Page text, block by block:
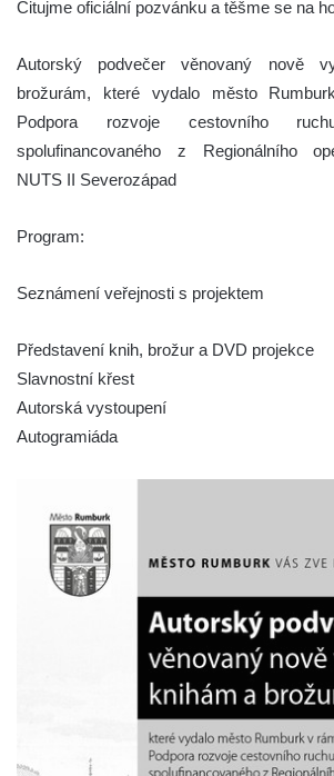
Citujme oficiální pozvánku a těšme se na
Autorský podvečer věnovaný nově
brožurám, které vydalo město
Podpora rozvoje cestovního
spolufinancovaného z Regionálního
NUTS II Severozápad
Program:
Seznámení veřejnosti s projektem
Představení knih, brožur a DVD projekce
Slavnostní křest
Autorská vystoupení
Autogramiáda